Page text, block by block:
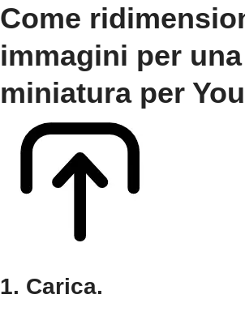
Come
immagini per una
miniatura per
1. Carica.